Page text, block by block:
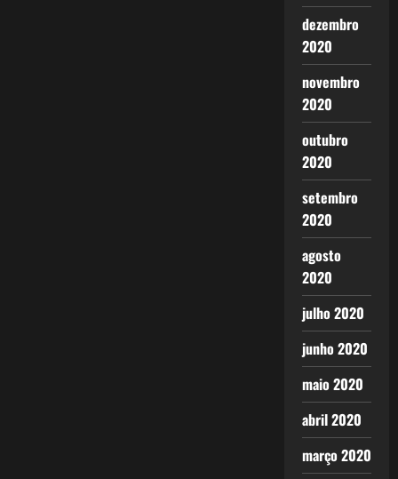
dezembro
2020
novembro
2020
outubro
2020
setembro
2020
agosto
2020
julho 2020
junho 2020
maio 2020
abril 2020
março 2020